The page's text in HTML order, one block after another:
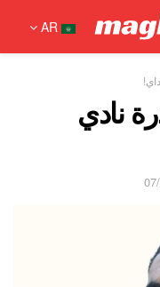
AR
نادي